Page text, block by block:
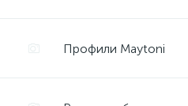
Профили Maytoni